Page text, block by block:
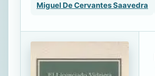
Miguel De Cervantes Saavedra